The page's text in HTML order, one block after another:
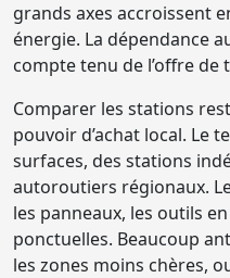
grands axes accroissent
énergie. La dépendance
compte tenu de l’offre
Comparer les stations
pouvoir d’achat local. Le
surfaces, des stations
autoroutiers régionaux.
les panneaux, les outils
ponctuelles. Beaucoup
les zones moins chères,